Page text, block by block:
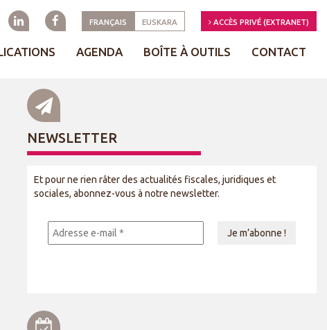
FRANÇAIS EUSKARA ACCÈS PRIVÉ (EXTRANET)
AGENDA BOÎTE À OUTILS CONTACT
NEWSLETTER
Et pour ne rien râter des actualités fiscales, juridiques et
sociales, abonnez-vous à notre newsletter.